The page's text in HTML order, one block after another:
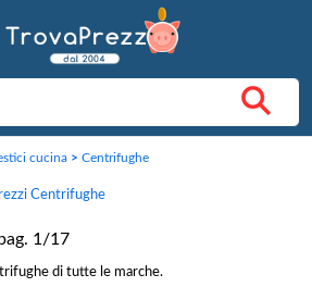
cucina > Centrifughe
Centrifughe
1/17
di tutte le marche.